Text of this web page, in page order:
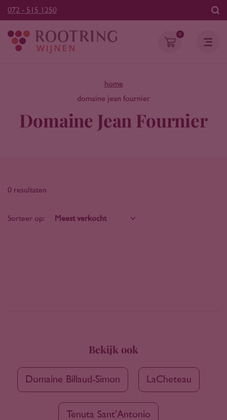
072 - 515 1250
0
home
domaine jean fournier
Domaine Jean Fournier
0 resultaten
Sorteer op:
Bekijk ook
Domaine Billaud-Simon LaCheteau
Tenuta Sant'Antonio